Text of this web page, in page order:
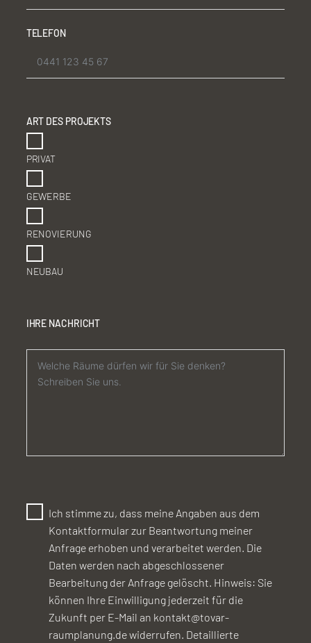
TELEFON
ART DES PROJEKTS
PRIVAT
GEWERBE
RENOVIERUNG
NEUBAU
IHRE NACHRICHT
Ich stimme zu, dass meine Angaben aus dem
Kontaktformular zur Beantwortung meiner
Anfrage erhoben und verarbeitet werden. Die
Daten werden nach abgeschlossener
Bearbeitung der Anfrage gelöscht. Hinweis: Sie
können Ihre Einwilligung jederzeit für die
Zukunft per E-Mail an kontakt@tovar-
raumplanung.de widerrufen. Detaillierte